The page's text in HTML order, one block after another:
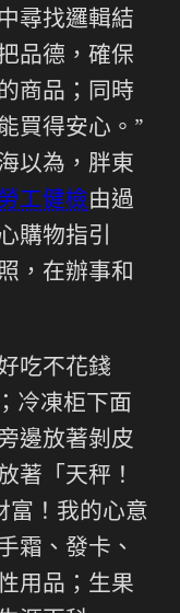
尋找邏輯結
品德，確保
商品；同時
買得安心。”
以為，胖東
工健檢 由過
購物指引
，在辦事和
吃不花錢
冷凍柜下面
邊放著剝皮
著「天秤！
富！我的心意
霜、發卡、
用品；生果